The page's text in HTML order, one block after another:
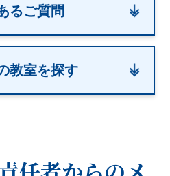
るご質問
教室を探す